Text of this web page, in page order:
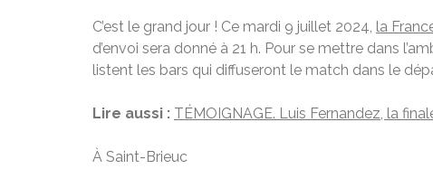
C’est le grand jour ! Ce mardi 9 juillet 2024, la
d’envoi sera donné à 21 h. Pour se mettre dans
listent les bars qui diffuseront le match dans le
Lire aussi : TÉMOIGNAGE. Luis Fernandez, la
À Saint-Brieuc